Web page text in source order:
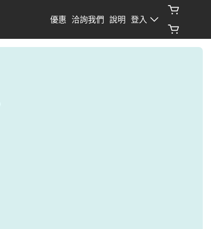
優惠 洽詢我們 說明 登入